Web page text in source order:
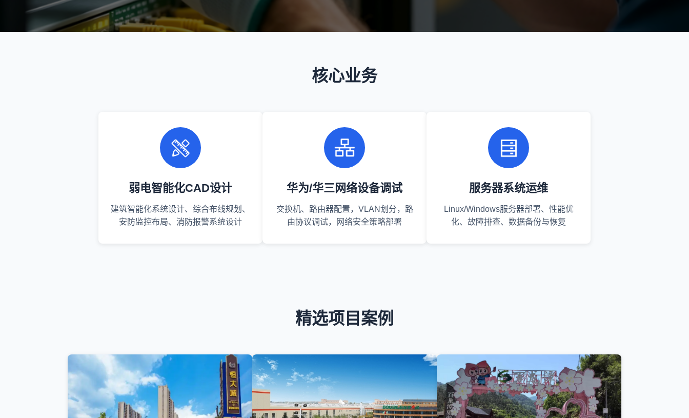
核心业务
弱电智能化CAD设计
建筑智能化系统设计、综合布线规划、
安防监控布局、消防报警系统设计
华为/华三网络设备调试
交换机、路由器配置，VLAN划分，路
由协议调试，网络安全策略部署
服务器系统运维
Linux/Windows服务器部署、性能优
化、故障排查、数据备份与恢复
精选项目案例